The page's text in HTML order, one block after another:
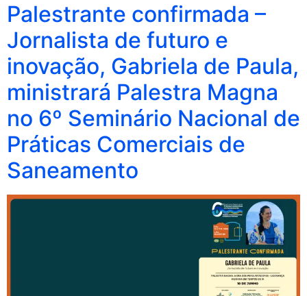
Palestrante confirmada –
Jornalista de futuro e
inovação, Gabriela de Paula,
ministrará Palestra Magna
no 6º Seminário Nacional de
Práticas Comerciais de
Saneamento